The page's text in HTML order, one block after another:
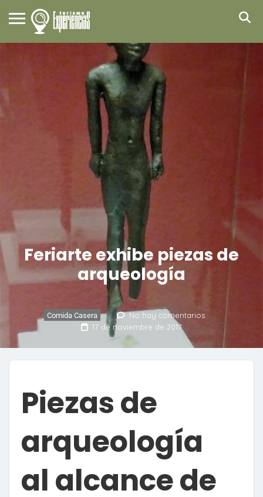
Feriarte exhibe piezas de
arqueología
Comida Casera
No hay comentarios
17 de noviembre de 2017
Piezas de
arqueología
al alcance de